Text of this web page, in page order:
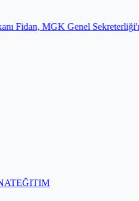
Sekreterliği'nde Kritik Bir
EĞITIM